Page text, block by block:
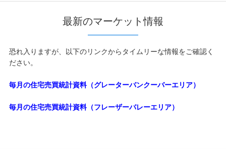
最新のマーケット情報
恐れ入りますが、以下のリンクからタイムリーな情報をご確認く
ださい。
毎月の住宅売買統計資料（グレーターバンクーバーエリア）
毎月の住宅売買統計資料（フレーザーバレーエリア）